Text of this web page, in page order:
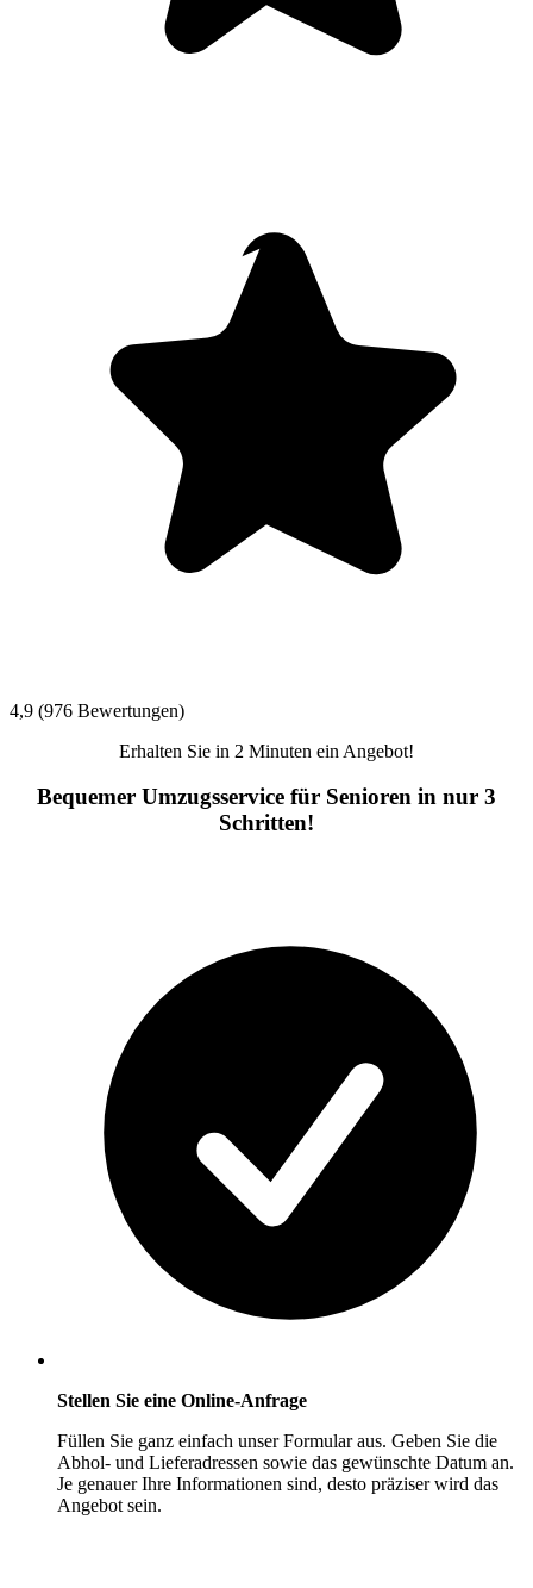
4,9 (976 Bewertungen)
Erhalten Sie in 2 Minuten ein Angebot!
Bequemer Umzugsservice für Senioren in nur 3
Schritten!
Stellen Sie eine Online-Anfrage
Füllen Sie ganz einfach unser Formular aus. Geben Sie die
Abhol- und Lieferadressen sowie das gewünschte Datum an.
Je genauer Ihre Informationen sind, desto präziser wird das
Angebot sein.